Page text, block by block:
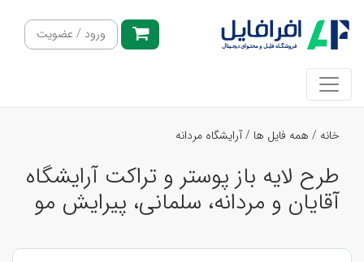
ورود / عضویت
خانه / همه فایل ها /آرایشگاه مردانه
طرح لایه باز پوستر و تراکت آرایشگاه
آقایان و مردانه، سلمانی، پیرایش مو